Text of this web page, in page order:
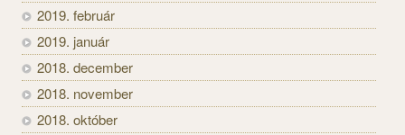
2019. február
2019. január
2018. december
2018. november
2018. október